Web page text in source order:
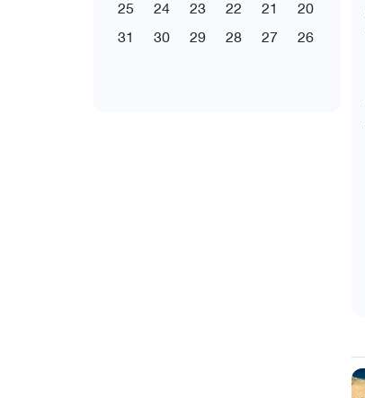
20
21
22
23
24
25
26
27
28
29
30
31